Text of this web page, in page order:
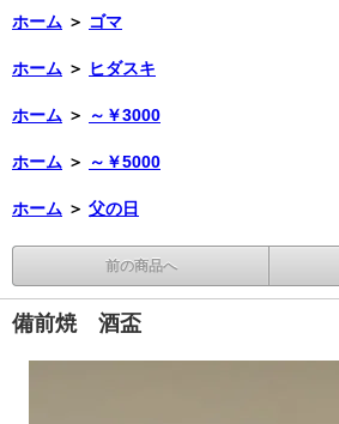
ホーム ＞ ゴマ
ホーム ＞ ヒダスキ
ホーム ＞ ～￥3000
ホーム ＞ ～￥5000
ホーム ＞ 父の日
前の商品へ
備前焼 酒盃